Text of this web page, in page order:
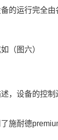
运行完全由
图六）
设备的控制
耐德